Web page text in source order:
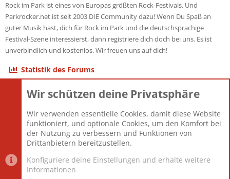
Rock im Park ist eines von Europas größten Rock-Festivals. Und
Parkrocker.net ist seit 2003 DIE Community dazu! Wenn Du Spaß an
guter Musik hast, dich für Rock im Park und die deutschsprachige
Festival-Szene interessierst, dann registriere dich doch bei uns. Es ist
unverbindlich und kostenlos. Wir freuen uns auf dich!
Statistik des Forums
Themen
Mitglieder
12.427
Neuestes Mitglied
Berlin
Wir schützen deine Privatsphäre
Wir verwenden essentielle Cookies, damit diese Website
funktioniert, und optionale Cookies, um den Komfort bei
der Nutzung zu verbessern und Funktionen von
Drittanbietern bereitzustellen.
Konfiguriere deine Einstellungen und erhalte weitere
Informationen